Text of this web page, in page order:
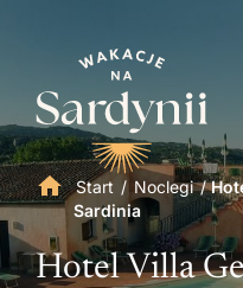
Start / Noclegi/
Sardinia
Hotel Villa